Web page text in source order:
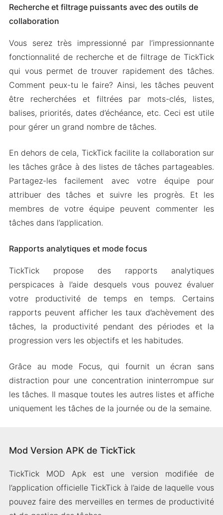
Recherche et filtrage puissants avec des outils de
collaboration
Vous serez très impressionné par l’impressionnante
fonctionnalité de recherche et de filtrage de TickTick
qui vous permet de trouver rapidement des tâches.
Comment peux-tu le faire? Ainsi, les tâches peuvent
être recherchées et filtrées par mots-clés, listes,
balises, priorités, dates d’échéance, etc. Ceci est utile
pour gérer un grand nombre de tâches.
En dehors de cela, TickTick facilite la collaboration sur
les tâches grâce à des listes de tâches partageables.
Partagez-les facilement avec votre équipe pour
attribuer des tâches et suivre les progrès. Et les
membres de votre équipe peuvent commenter les
tâches dans l’application.
Rapports analytiques et mode focus
TickTick propose des rapports analytiques
perspicaces à l’aide desquels vous pouvez évaluer
votre productivité de temps en temps. Certains
rapports peuvent afficher les taux d’achèvement des
tâches, la productivité pendant des périodes et la
progression vers les objectifs et les habitudes.
Grâce au mode Focus, qui fournit un écran sans
distraction pour une concentration ininterrompue sur
les tâches. Il masque toutes les autres listes et affiche
uniquement les tâches de la journée ou de la semaine.
Mod Version APK de TickTick
TickTick MOD Apk est une version modifiée de
l’application officielle TickTick à l’aide de laquelle vous
pouvez faire des merveilles en termes de productivité